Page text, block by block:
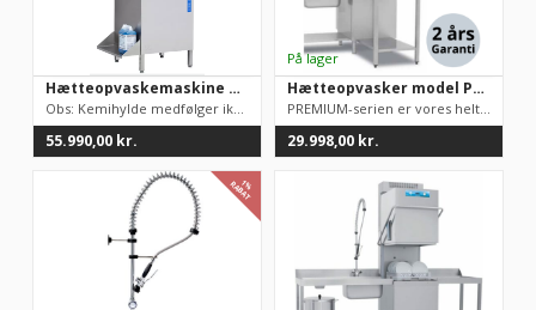
Hætteopvaskemaskine Wexiodisk WD6 Manuel hætteløft
Obs: Kemihylde medfølger ikke.Robust og pålideligt design udfø...
55.990,00 kr.
Hætteopvasker model Premium, TOPKVALITET, 50×50 bakker
PREMIUM-serien er vores helt egen topmodel. Vi har solgt mere ...
29.998,00 kr.
1%
RABAT